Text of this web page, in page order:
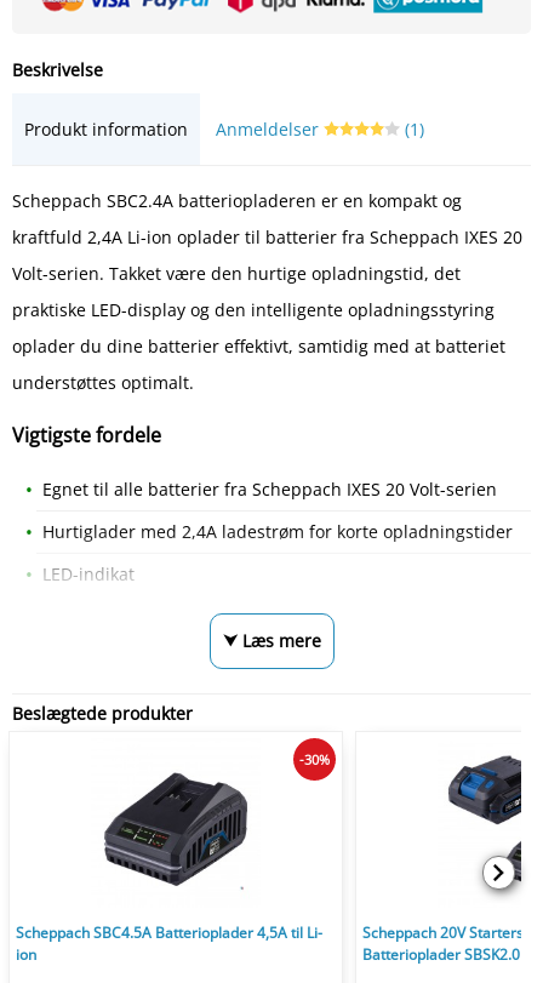
Beskrivelse
Produkt information Anmeldelser (1)
Scheppach SBC2.4A batteriopladeren er en kompakt og
kraftfuld 2,4A Li-ion oplader til batterier fra Scheppach IXES 20
Volt-serien. Takket være den hurtige opladningstid, det
praktiske LED-display og den intelligente opladningsstyring
oplader du dine batterier effektivt, samtidig med at batteriet
understøttes optimalt.
Vigtigste fordele
Egnet til alle batterier fra Scheppach IXES 20 Volt-serien
Hurtiglader med 2,4A ladestrøm for korte opladningstider
LED-indikat
⮟ Læs mere
Beslægtede produkter
Scheppach SBC4.5A Batterioplader 4,5A til Li-
ion
-30%
Scheppach 20V
Batterioplader SBSK2.0